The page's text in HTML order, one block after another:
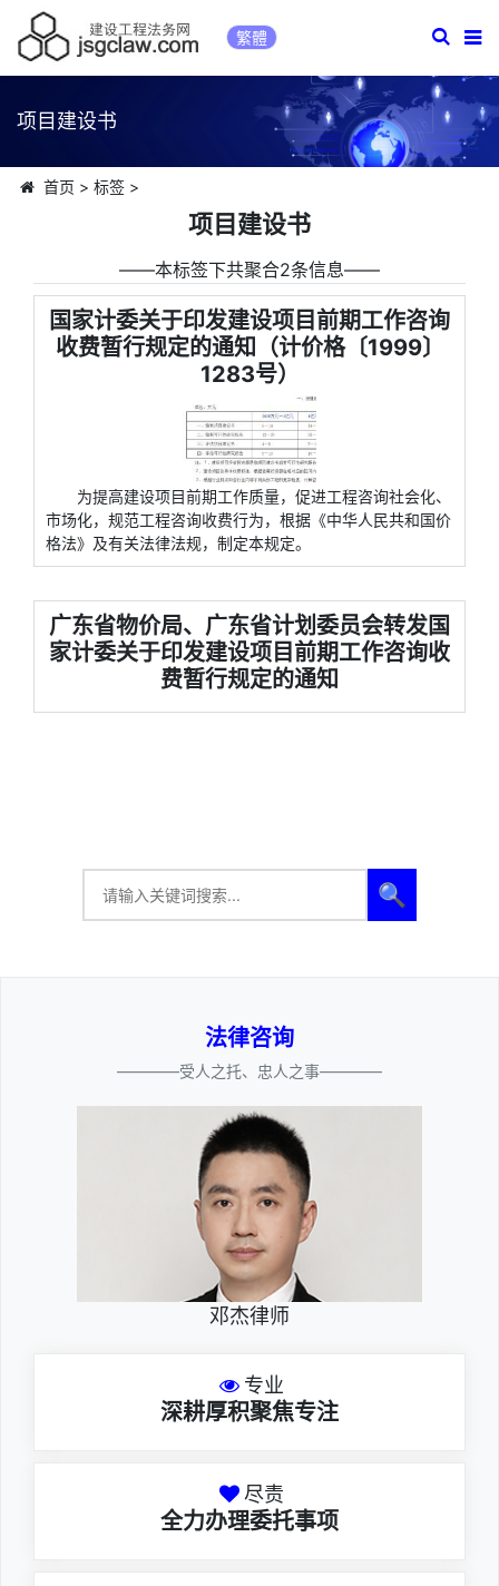
繁體
项目建设书
首页 > 标签>
项目建设书
――本标签下共聚合2条信息――
国家计委关于印发建设项目前期工作咨询
收费暂行规定的通知（计价格〔1999〕
1283号）
为提高建设项目前期工作质量，促进工程咨询社会化、
市场化，规范工程咨询收费行为，根据《中华人民共和国价
格法》及有关法律法规，制定本规定。
广东省物价局、广东省计划委员会转发国
家计委关于印发建设项目前期工作咨询收
费暂行规定的通知
🔍
法律咨询
————受人之托、忠人之事————
邓杰律师
专业
深耕厚积聚焦专注
尽责
全力办理委托事项